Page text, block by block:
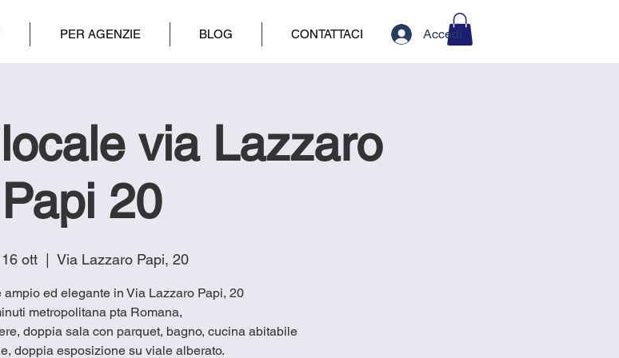
PER AGENZIE BLOG CONTATTACI Accedi
via Lazzaro
Papi 20
ott
  |
Via Lazzaro Papi, 20
ampio ed elegante in Via Lazzaro Papi, 20
metropolitana pta Romana,
doppia sala con parquet, bagno, cucina abitabile
doppia esposizione su viale alberato.